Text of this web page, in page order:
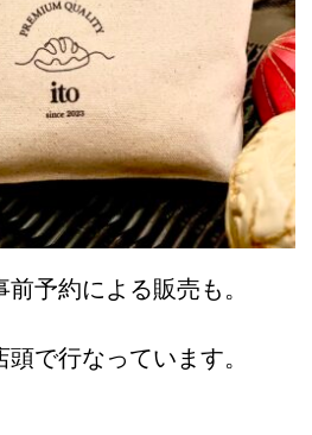
予約による販売も。
で行なっています。